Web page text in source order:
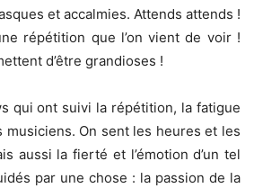
et accalmies. Attends attends !
répétition que l’on vient de voir !
d’être grandioses !
qui ont suivi la répétition, la fatigue
musiciens. On sent les heures et les
aussi la fierté et l’émotion d’un tel
par une chose : la passion de la